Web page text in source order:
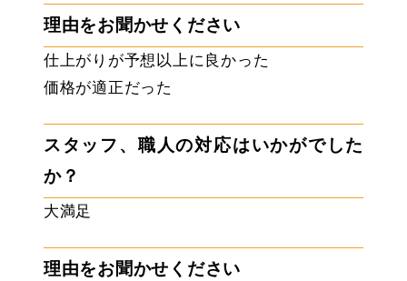
理由をお聞かせください
仕上がりが予想以上に良かった
価格が適正だった
スタッフ、職人の対応はいかがでした
か？
大満足
理由をお聞かせください